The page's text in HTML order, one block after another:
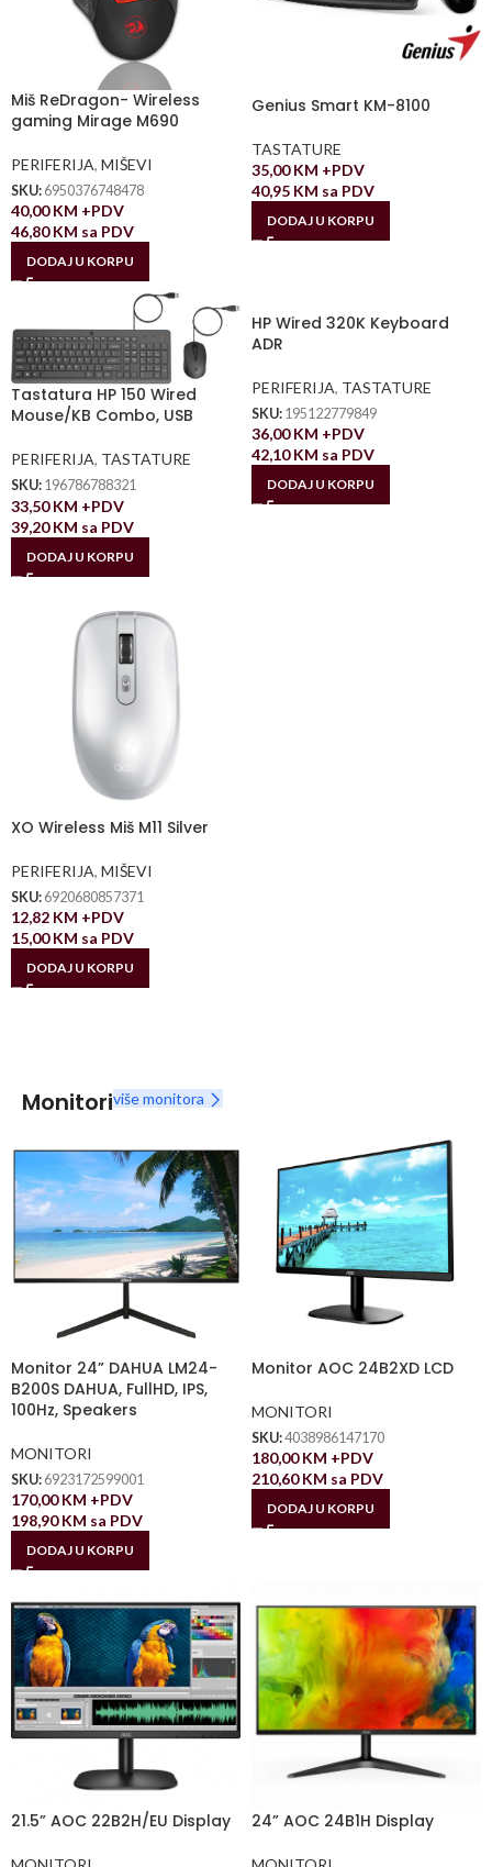
Miš ReDragon- Wireless
gaming Mirage M690
PERIFERIJA, MIŠEVI
SKU: 6950376748478
40,00KM +PDV
46,80KM sa PDV
DODAJ U KORPU
Genius Smart KM-8100
TASTATURE
35,00KM +PDV
40,95 KM sa PDV
DODAJ U KORPU
Tastatura HP 150 Wired
Mouse/KB Combo, USB
PERIFERIJA, TASTATURE
SKU: 196786788321
33,50KM +PDV
39,20KM sa PDV
DODAJ U KORPU
HP Wired 320K Keyboard
ADR
PERIFERIJA, TASTATURE
SKU: 195122779849
36,00KM +PDV
42,10KM sa PDV
DODAJ U KORPU
XO Wireless Miš M11 Silver
PERIFERIJA, MIŠEVI
SKU: 6920680857371
12,82 KM +PDV
15,00KM sa PDV
DODAJ U KORPU
Monitoriviše monitora
Monitor 24” DAHUA LM24-
B200S DAHUA, FullHD, IPS,
100Hz, Speakers
MONITORI
SKU: 6923172599001
170,00KM +PDV
198,90KM sa PDV
DODAJ U KORPU
Monitor AOC 24B2XD LCD
MONITORI
SKU:4038986147170
180,00KM +PDV
210,60KM sa PDV
DODAJ U KORPU
21.5” AOC 22B2H/EU Display 24” AOC 24B1H Display